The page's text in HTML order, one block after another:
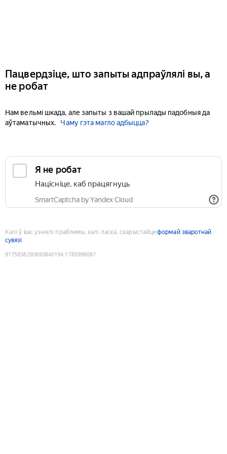
Пацвердзіце, што запыты адпраўлялі вы, а
не робат
Нам вельмі шкада, але запыты з вашай прылады падобныя да
аўтаматычных.
Чаму гэта магло адбыцца?
Я не робат
Націсніце, каб працягнуць
SmartCaptcha by Yandex Cloud
Калі ў вас узніклі праблемы, калі ласка, скарыстайцеформай зваротнай
сувязі
9175838293693840194:1785998087